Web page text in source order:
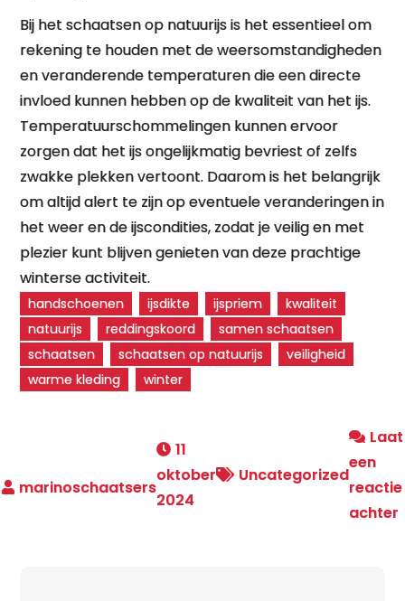
Bij het schaatsen op natuurijs is het essentieel om
rekening te houden met de weersomstandigheden
en veranderende temperaturen die een directe
invloed kunnen hebben op de kwaliteit van het ijs.
Temperatuurschommelingen kunnen ervoor
zorgen dat het ijs ongelijkmatig bevriest of zelfs
zwakke plekken vertoont. Daarom is het belangrijk
om altijd alert te zijn op eventuele veranderingen in
het weer en de ijscondities, zodat je veilig en met
plezier kunt blijven genieten van deze prachtige
winterse activiteit.
handschoenen ijsdikte ijspriem
kwaliteit
natuurijs
reddingskoord
samen schaatsen
schaatsen
schaatsen op natuurijs
veiligheid
warme kleding
winter
11
oktober
2024
Uncategorized
Laat
een
reactie
achter